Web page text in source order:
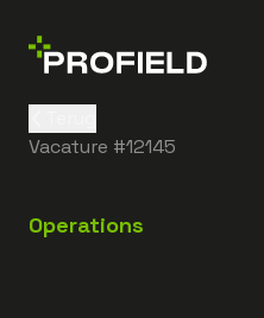
Operations
Vacature #12145